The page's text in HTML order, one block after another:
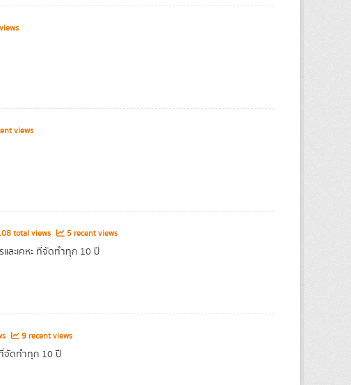
views
total views 5 recent views
และเคหะ ที่จัดทำทุก 10 ปี
9 recent views
ที่จัดทำทุก 10 ปี